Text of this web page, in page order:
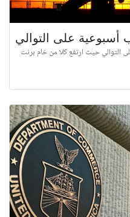
على التوالي
التوالي حيث ارتفع كلا من خام برنت